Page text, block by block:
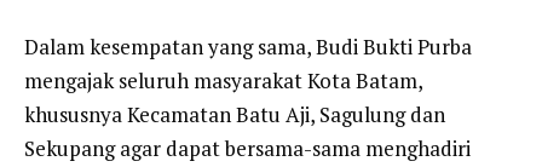
Dalam kesempatan yang sama, Budi Bukti Purba
mengajak seluruh masyarakat Kota Batam,
khususnya Kecamatan Batu Aji, Sagulung dan
Sekupang agar dapat bersama-sama menghadiri